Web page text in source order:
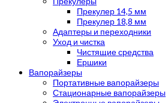
Прекулер 14,5 мм
Прекулер 18,8 мм
Адаптеры и переходники
Уход и чистка
Чистящие средства
Ершики
Вапорайзеры
Портативные вапорайзеры
Стационарные вапорайзеры